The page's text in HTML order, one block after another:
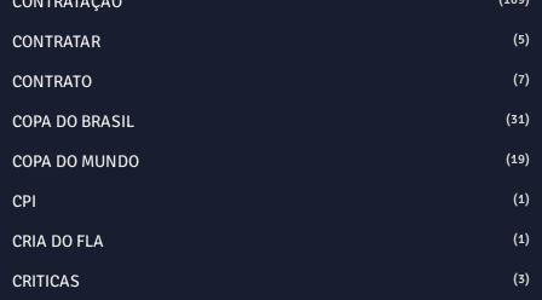
CONTRATAR (5)
CONTRATO (7)
COPA DO BRASIL (31)
COPA DO MUNDO (19)
CPI (1)
CRIA DO FLA (1)
CRITICAS (3)